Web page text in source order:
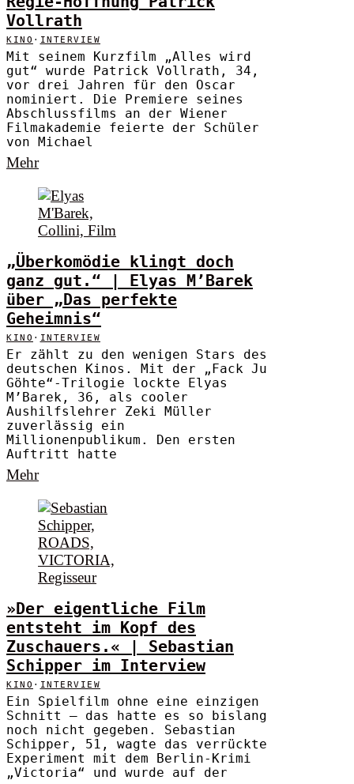
Vollrath
KINO · INTERVIEW
Mit seinem Kurzfilm „Alles wird
gut“ wurde Patrick Vollrath, 34,
vor drei Jahren für den Oscar
nominiert. Die Premiere seines
Abschlussfilms an der Wiener
Filmakademie feierte der Schüler
von Michael
Mehr
„Überkomödie klingt doch
ganz gut.“ | Elyas M’Barek
über „Das perfekte
Geheimnis“
KINO · INTERVIEW
Er zählt zu den wenigen Stars des
deutschen Kinos. Mit der „Fack Ju
Göhte“-Trilogie lockte Elyas
M’Barek, 36, als cooler
Aushilfslehrer Zeki Müller
zuverlässig ein
Millionenpublikum. Den ersten
Auftritt hatte
Mehr
»Der eigentliche Film
entsteht im Kopf des
Zuschauers.« | Sebastian
Schipper im Interview
KINO · INTERVIEW
Ein Spielfilm ohne eine einzigen
Schnitt – das hatte es so bislang
noch nicht gegeben. Sebastian
Schipper, 51, wagte das verrückte
Experiment mit dem Berlin-Krimi
„Victoria“ und wurde auf der